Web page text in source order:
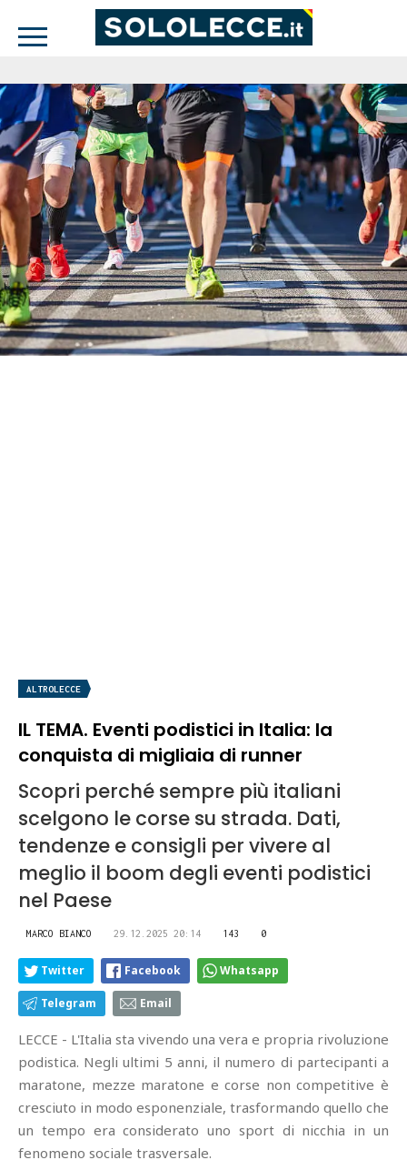
ALTROLECCE
IL TEMA. Eventi podistici in Italia: la
conquista di migliaia di runner
Scopri perché sempre più italiani
scelgono le corse su strada. Dati,
tendenze e consigli per vivere al
meglio il boom degli eventi podistici
nel Paese
MARCO BIANCO 29.12.2025 20:14 143 0
Twitter Facebook Whatsapp
Telegram Email
LECCE - L'Italia sta vivendo una vera e propria rivoluzione
podistica. Negli ultimi 5 anni, il numero di partecipanti a
maratone, mezze maratone e corse non competitive è
cresciuto in modo esponenziale, trasformando quello che
un tempo era considerato uno sport di nicchia in un
fenomeno sociale trasversale.